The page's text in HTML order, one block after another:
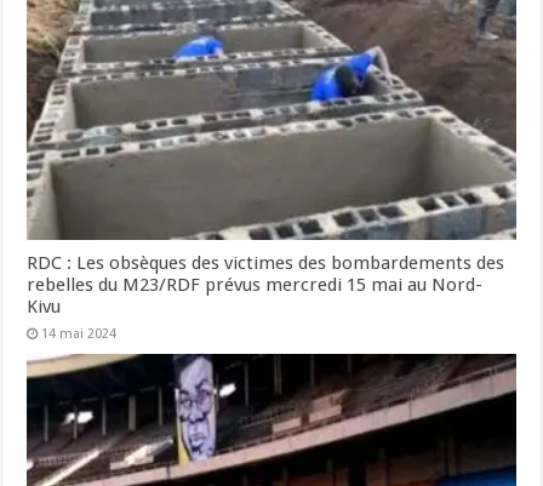
RDC : Les obsèques des victimes des bombardements des
rebelles du M23/RDF prévus mercredi 15 mai au Nord-
Kivu
14 mai 2024